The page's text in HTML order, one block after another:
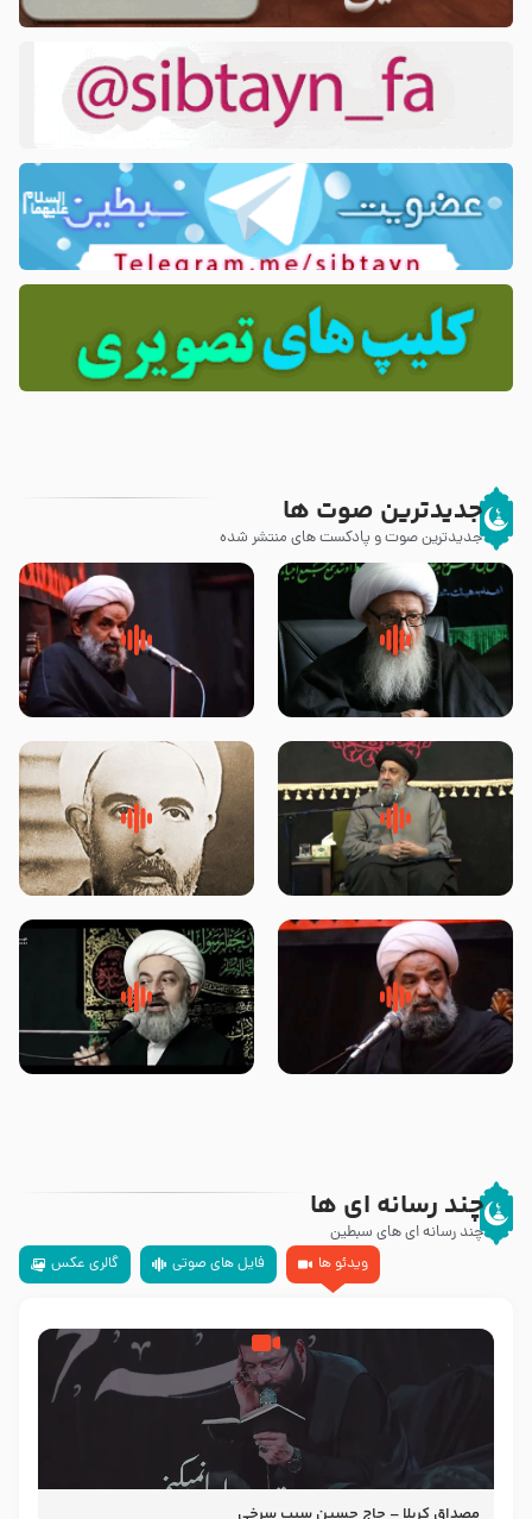
جدیدترین صوت ها
جدیدترین صوت و پادکست های منتشر شده
زوّار اربعین امام حسین (علیه
السلام) با این اشتیاق به زیارت
روضه جانسوز پاره های جگر امام
حسن مجتبی علیه السلام-حجت
لقب حضرت رقیه سلام الله علیها به
چه معناست – حجت الاسلام علوی
روضه‌ی مجلس یزید ملعون و
اسارت اهل‌بیت علیهم‌السلام –
محدث زاده
سلام جوانی که امام حسین علیه
السلام خودش جوابش را دادند
زیارتی که اسباب رزق زیاد و عمر
طولانی است حجت السلام حسین
چند رسانه ای ها
چند رسانه ای های سبطین
ویدئو ها
فایل های صوتی گالری عکس
مصداق کربلا – حاج حسین سیب سرخی